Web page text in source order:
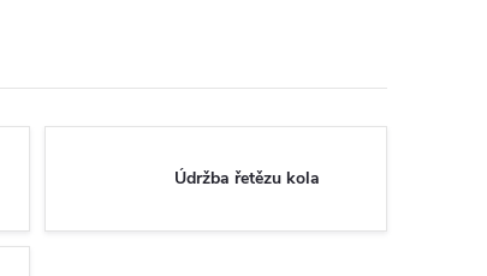
Údržba řetězu kola